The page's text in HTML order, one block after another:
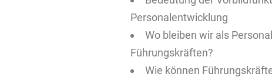
Personalentwicklung
Wo bleiben wir als
Führungskräften?
Wie können